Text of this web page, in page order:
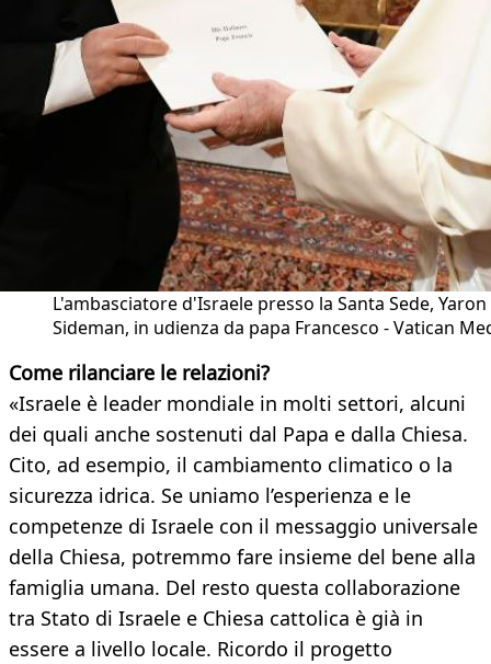
L'ambasciatore d'Israele presso la Santa Sede, Yaron
Sideman, in udienza da papa Francesco - Vatican
Come rilanciare le relazioni?
«Israele è leader mondiale in molti settori, alcuni
dei quali anche sostenuti dal Papa e dalla Chiesa.
Cito, ad esempio, il cambiamento climatico o la
sicurezza idrica. Se uniamo l’esperienza e le
competenze di Israele con il messaggio universale
della Chiesa, potremmo fare insieme del bene alla
famiglia umana. Del resto questa collaborazione
tra Stato di Israele e Chiesa cattolica è già in
essere a livello locale. Ricordo il progetto